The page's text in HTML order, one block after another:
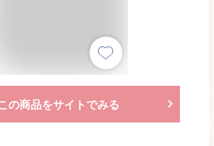
の商品をサイトでみる